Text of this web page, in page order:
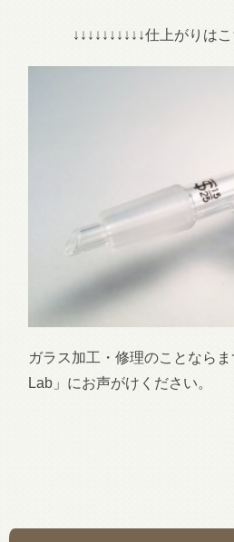
↓↓↓↓↓↓↓↓↓↓仕上がりは
ガラス加工・修理のことなら
Lab」にお声がけください。